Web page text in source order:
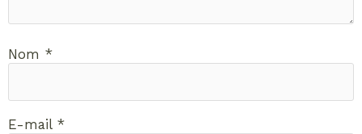
Nom *
E-mail *